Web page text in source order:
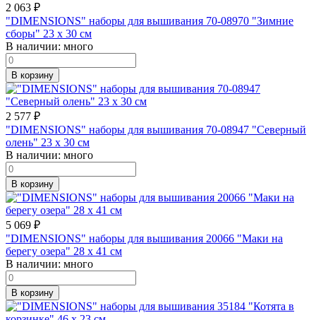
2 063 ₽
"DIMENSIONS" наборы для вышивания 70-08970 "Зимние
сборы" 23 x 30 см
В наличии: много
В корзину
2 577 ₽
"DIMENSIONS" наборы для вышивания 70-08947 "Северный
олень" 23 x 30 см
В наличии: много
В корзину
5 069 ₽
"DIMENSIONS" наборы для вышивания 20066 "Маки на
берегу озера" 28 x 41 см
В наличии: много
В корзину